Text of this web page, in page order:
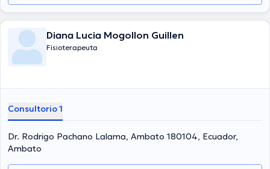
Diana Lucia Mogollon Guillen
Fisioterapeuta
Consultorio 1
Dr. Rodrigo Pachano Lalama, Ambato 180104, Ecuador,
Ambato